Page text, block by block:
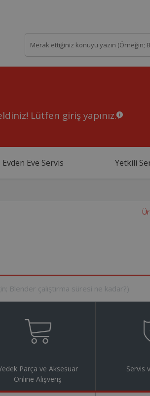
Lütfen giriş yapınız.
Evden Eve Servis Yetkili
Parça ve Aksesuar
Online Alışveriş
Servis